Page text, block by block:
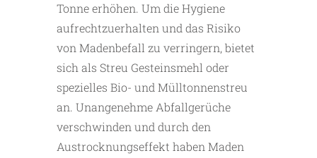
Tonne erhöhen. Um die Hygiene
aufrechtzuerhalten und das Risiko
von Madenbefall zu verringern, bietet
sich als Streu Gesteinsmehl oder
spezielles Bio- und Mülltonnenstreu
an. Unangenehme Abfallgerüche
verschwinden und durch den
Austrocknungseffekt haben Maden